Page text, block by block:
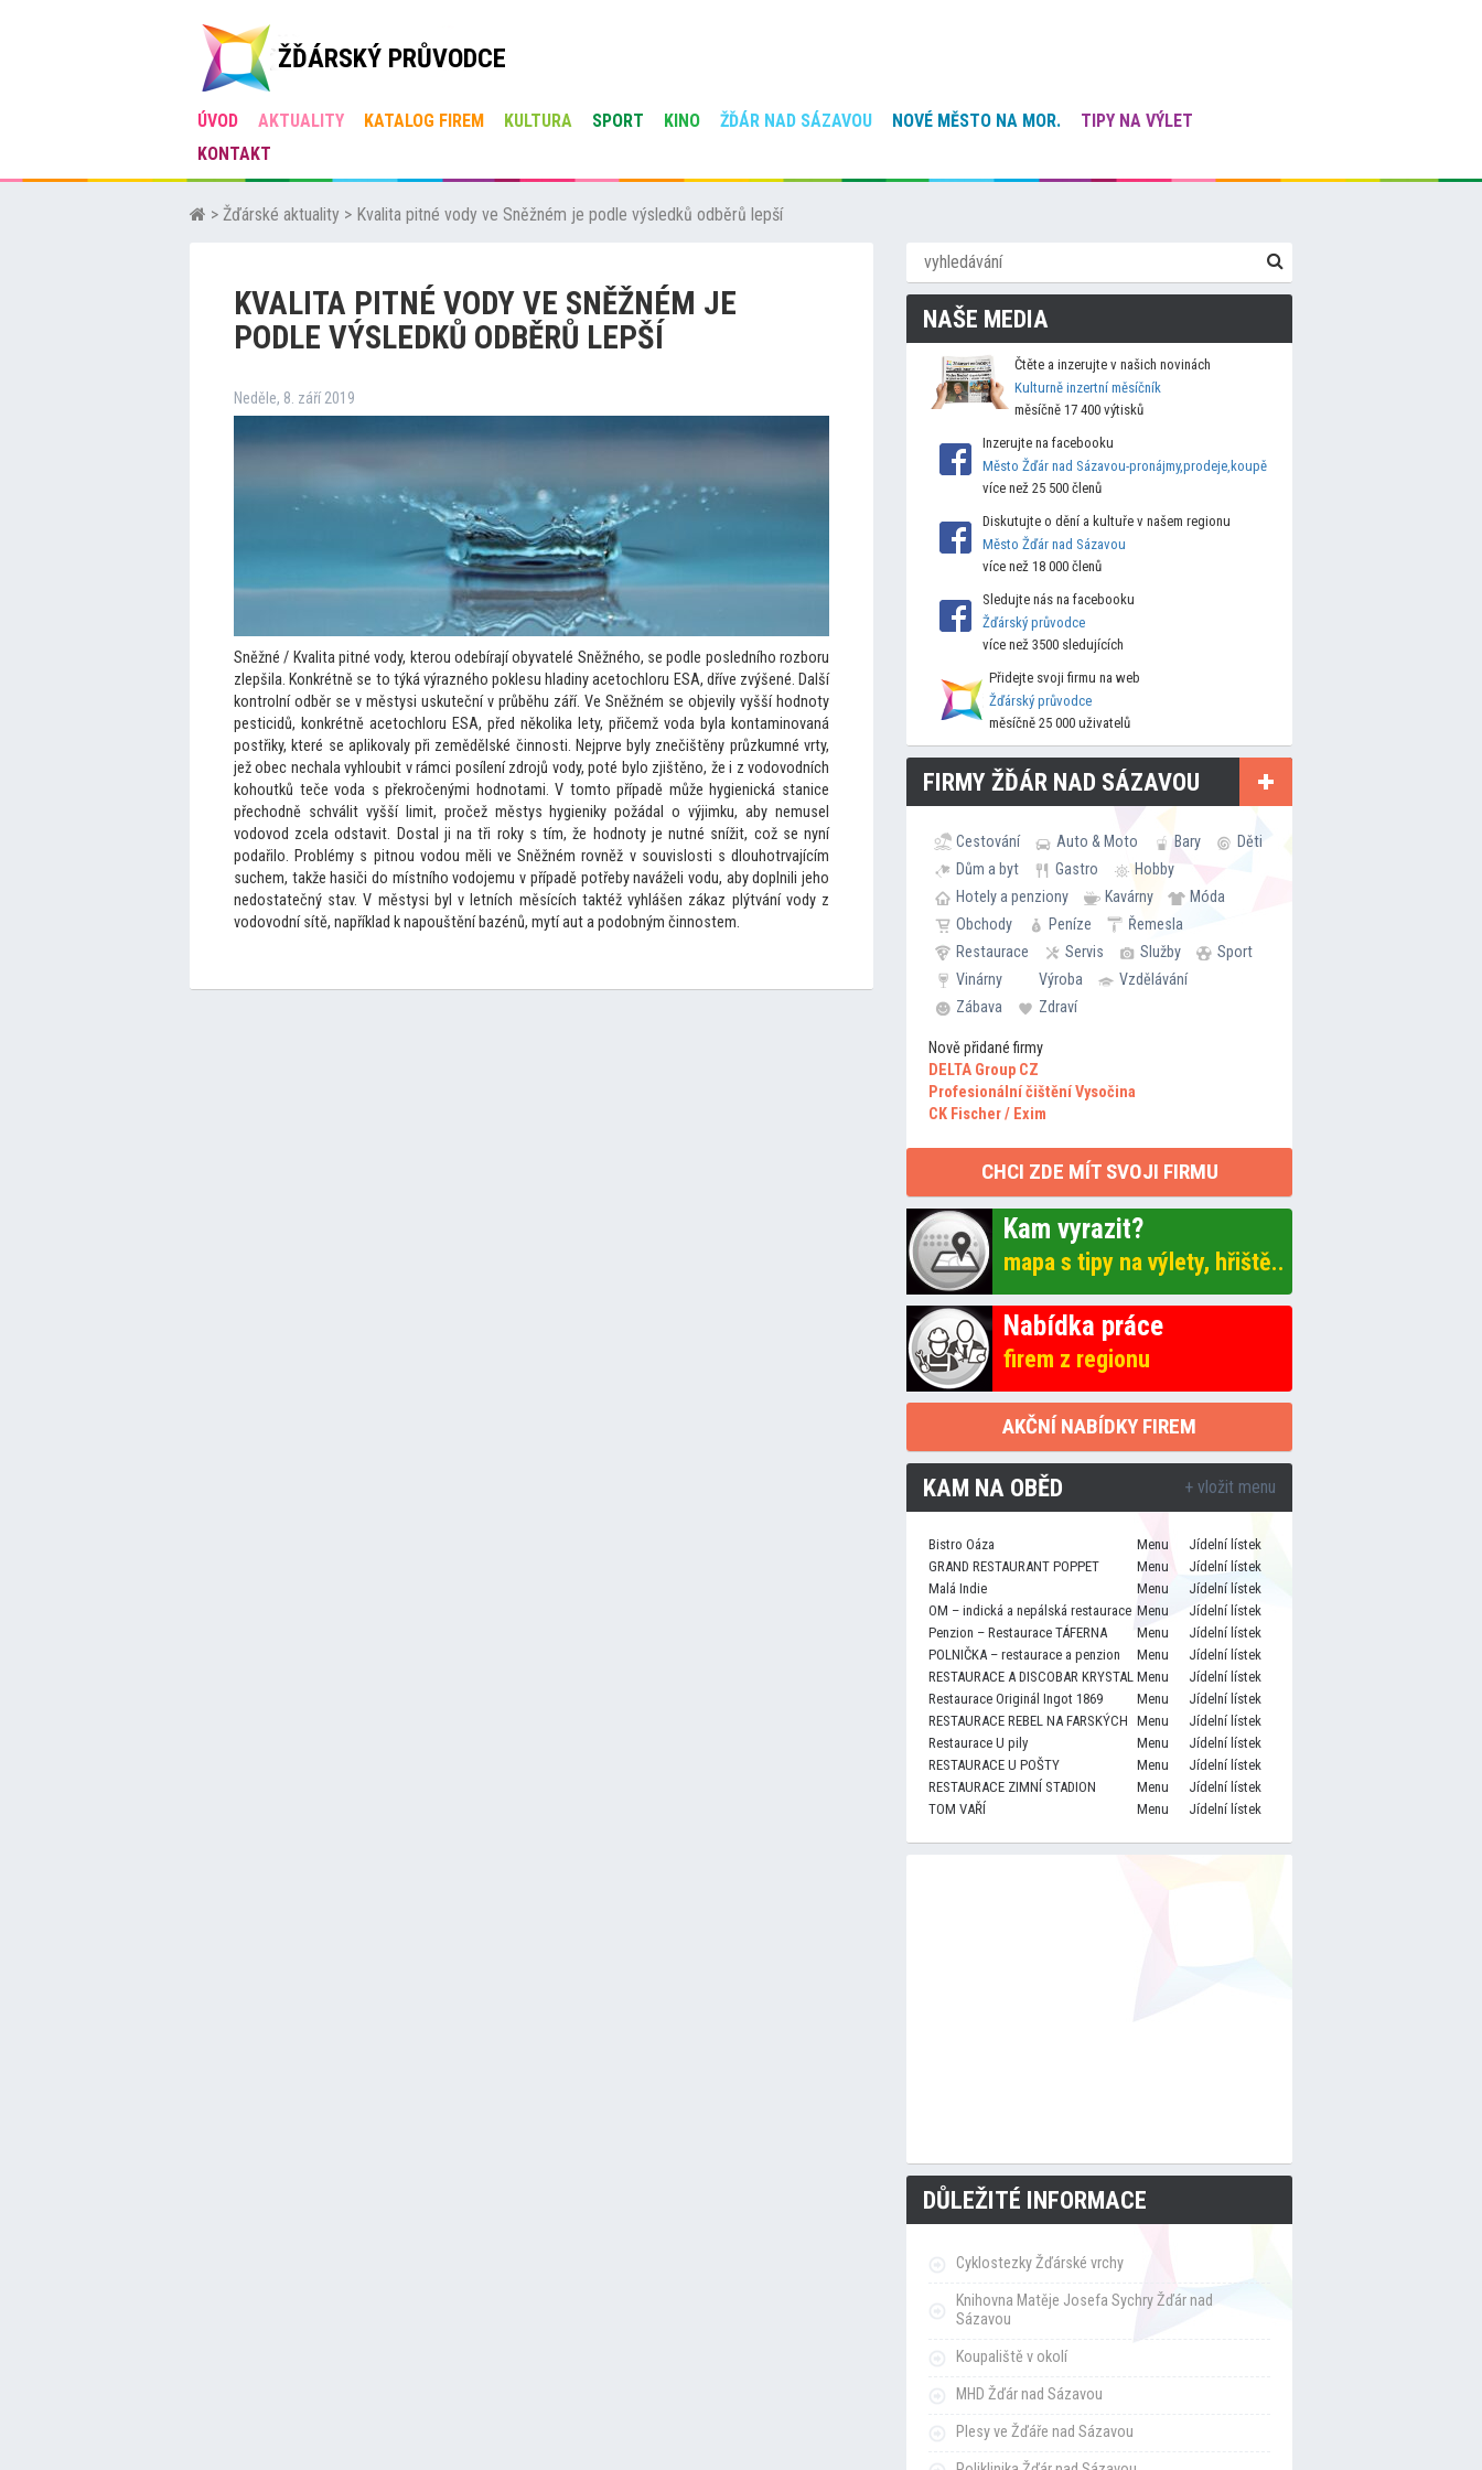
ŽĎÁRSKÝ PRŮVODCE
ÚVOD AKTUALITY KATALOG FIREM KULTURA SPORT KINO ŽĎÁR NAD SÁZAVOU NOVÉ MĚSTO NA MOR.
TIPY NA VÝLET
KONTAKT
> Žďárské aktuality > Kvalita pitné vody ve Sněžném je podle výsledků odběrů lepší
KVALITA PITNÉ VODY VE SNĚŽNÉM JE
PODLE VÝSLEDKŮ ODBĚRŮ LEPŠÍ
Neděle, 8. září 2019
Sněžné / Kvalita pitné vody, kterou odebírají obyvatelé Sněžného, se podle posledního rozboru
zlepšila. Konkrétně se to týká výrazného poklesu hladiny acetochloru ESA, dříve zvýšené. Další
kontrolní odběr se v městysi uskuteční v průběhu září. Ve Sněžném se objevily vyšší hodnoty
pesticidů, konkrétně acetochloru ESA, před několika lety, přičemž voda byla kontaminovaná
postřiky, které se aplikovaly při zemědělské činnosti. Nejprve byly znečištěny průzkumné vrty,
jež obec nechala vyhloubit v rámci posílení zdrojů vody, poté bylo zjištěno, že i z vodovodních
kohoutků teče voda s překročenými hodnotami. V tomto případě může hygienická stanice
přechodně schválit vyšší limit, pročež městys hygieniky požádal o výjimku, aby nemusel
vodovod zcela odstavit. Dostal ji na tři roky s tím, že hodnoty je nutné snížit, což se nyní
podařilo. Problémy s pitnou vodou měli ve Sněžném rovněž v souvislosti s dlouhotrvajícím
suchem, takže hasiči do místního vodojemu v případě potřeby naváželi vodu, aby doplnili jeho
nedostatečný stav. V městysi byl v letních měsících taktéž vyhlášen zákaz plýtvání vody z
vodovodní sítě, například k napouštění bazénů, mytí aut a podobným činnostem.
NAŠE MEDIA
Čtěte a inzerujte v našich novinách
Kulturně inzertní měsíčník
měsíčně 17 400 výtisků
Inzerujte na facebooku
Město Žďár nad Sázavou-pronájmy,prodeje,koupě
více než 25 500 členů
Diskutujte o dění a kultuře v našem regionu
Město Žďár nad Sázavou
více než 18 000 členů
Sledujte nás na facebooku
Žďárský průvodce
více než 3500 sledujících
Přidejte svoji firmu na web
Žďárský průvodce
měsíčně 25 000 uživatelů
FIRMY ŽĎÁR NAD SÁZAVOU
Cestování Auto & Moto Bary
Děti
Dům a byt
Gastro
Hobby
Hotely a penziony
Kavárny
Móda
Obchody
Peníze
Řemesla
Restaurace
Servis Služby
Sport
Vinárny
Výroba
Vzdělávání
Zábava
Zdraví
Nově přidané firmy
DELTA Group CZ
Profesionální čištění Vysočina
CK Fischer / Exim
CHCI ZDE MÍT SVOJI FIRMU
Kam vyrazit?
mapa s tipy na výlety, hřiště..
Nabídka práce
firem z regionu
AKČNÍ NABÍDKY FIREM
KAM NA OBĚD + vložit menu
Bistro Oáza Menu
Jídelní lístek
GRAND RESTAURANT POPPET
Menu
Jídelní lístek
Malá Indie
Menu
Jídelní lístek
OM – indická a nepálská restaurace Menu
Jídelní lístek
Penzion – Restaurace TÁFERNA
Menu
Jídelní lístek
POLNIČKA – restaurace a penzion
Menu
Jídelní lístek
RESTAURACE A DISCOBAR KRYSTAL Menu
Jídelní lístek
Restaurace Originál Ingot 1869
Menu
Jídelní lístek
RESTAURACE REBEL NA FARSKÝCH Menu
Jídelní lístek
Restaurace U pily
Menu
Jídelní lístek
RESTAURACE U POŠTY
Menu
Jídelní lístek
RESTAURACE ZIMNÍ STADION
Menu
Jídelní lístek
TOM VAŘÍ
Menu Jídelní lístek
DŮLEŽITÉ INFORMACE
Cyklostezky Žďárské vrchy
Knihovna Matěje Josefa Sychry Žďár nad
Sázavou
Koupaliště v okolí
MHD Žďár nad Sázavou
Plesy ve Žďáře nad Sázavou